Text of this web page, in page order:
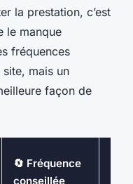
la prestation, c’est
le manque
fréquences
mais un
façon de
🔄 Fréquence
conseillée